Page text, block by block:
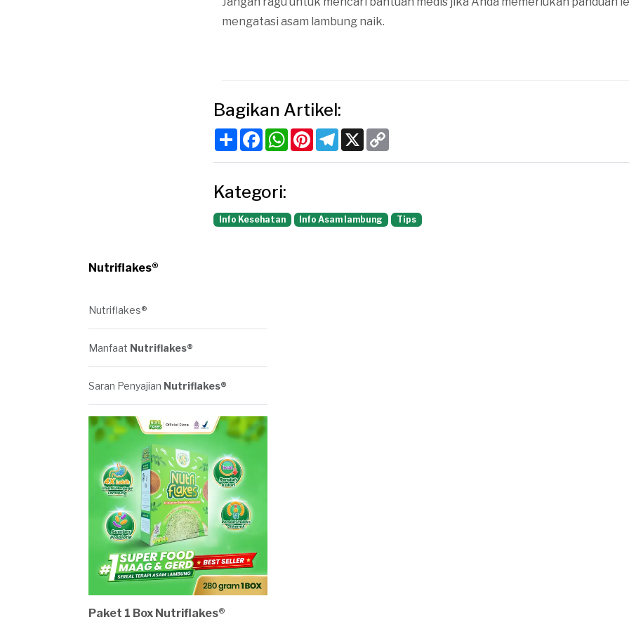
mengatasi asam lambung naik.
Bagikan Artikel:
ShareFacebookWhatsApp
PinterestTelegram
X
Kategori:
Info Kesehatan Info Asam lambung Tips
Nutriflakes®
Nutriflakes®
Manfaat Nutriflakes®
Saran Penyajian Nutriflakes®
Paket 1 Box Nutriflakes®